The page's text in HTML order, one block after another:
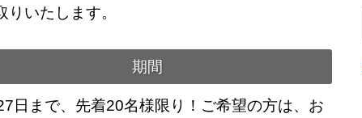
りいたします。
期間
日まで、先着20名様限り！ご希望の方は、お